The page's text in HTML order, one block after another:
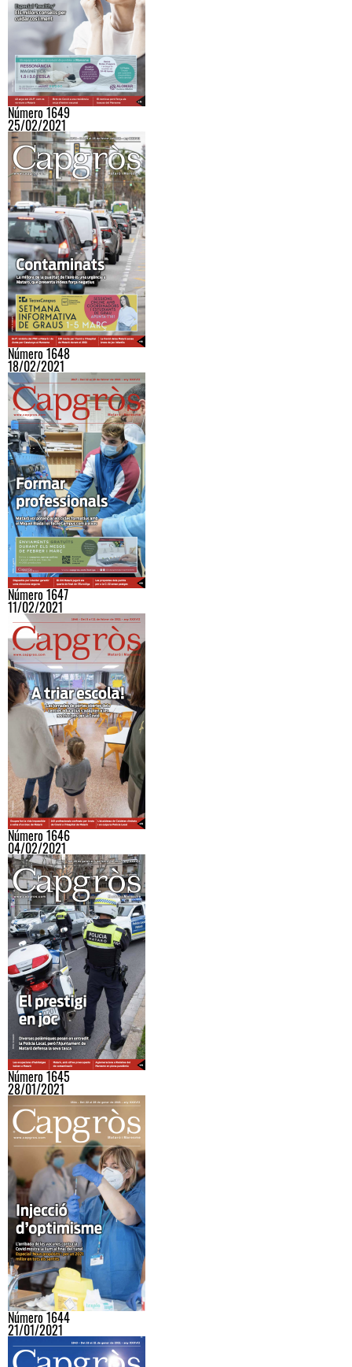
Número 1649
25/02/2021
Número 1648
18/02/2021
Número 1647
11/02/2021
Número 1646
04/02/2021
Número 1645
28/01/2021
Número 1644
21/01/2021